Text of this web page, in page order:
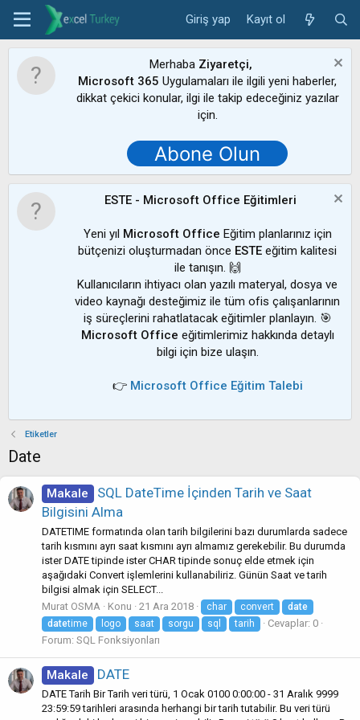
Giriş yap Kayıt ol
Merhaba Ziyaretçi,
Microsoft 365 Uygulamaları ile ilgili yeni haberler,
dikkat çekici konular, ilgi ile takip edeceğiniz yazılar
için.
Abone Olun
ESTE - Microsoft Office Eğitimleri
Yeni yıl Microsoft Office Eğitim planlarınız için
bütçenizi oluşturmadan önce ESTE eğitim kalitesi
ile tanışın. 🙌
Kullanıcıların ihtiyacı olan yazılı materyal, dosya ve
video kaynağı desteğimiz ile tüm ofis çalışanlarının
iş süreçlerini rahatlatacak eğitimler planlayın. 🎯
Microsoft Office eğitimlerimiz hakkında detaylı
bilgi için bize ulaşın.
👉 Microsoft Office Eğitim Talebi
Etiketler
Date
Makale
SQL DateTime İçinden Tarih ve Saat
Bilgisini Alma
DATETIME formatında olan tarih bilgilerini bazı durumlarda sadece
tarih kısmını ayrı saat kısmını ayrı almamız gerekebilir. Bu durumda
ister DATE tipinde ister CHAR tipinde sonuç elde etmek için
aşağıdaki Convert işlemlerini kullanabiliriz. Günün Saat ve tarih
bilgisi almak için SELECT...
Murat OSMA
Konu 21 Ara 2018 char convert
date
datetime logo saat sorgu sql tarih
Cevaplar: 0
Forum: SQL Fonksiyonları
Makale DATE
DATE Tarih Bir Tarih veri türü, 1 Ocak 0100 0:00:00 - 31 Aralık 9999
23:59:59 tarihleri arasında herhangi bir tarih tutabilir. Bu veri türü